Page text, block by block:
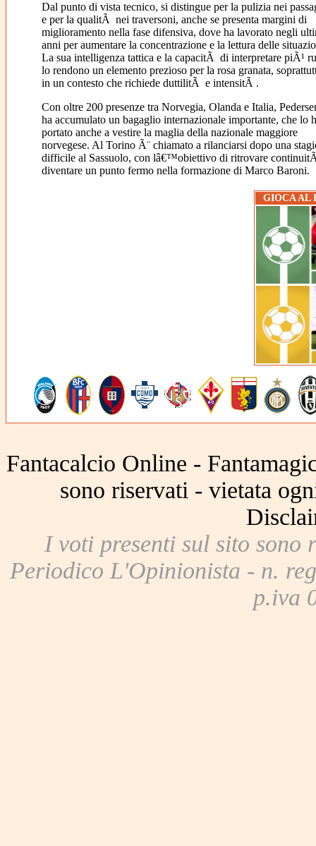
Dal punto di vista tecnico, si distingue per la pulizia nei
e per la qualitÃ nei traversoni, anche se presenta margini di
miglioramento nella fase difensiva, dove ha lavorato negli
anni per aumentare la concentrazione e la lettura delle
La sua intelligenza tattica e la capacitÃ di interpretare piÃ¹
lo rendono un elemento prezioso per la rosa granata,
in un contesto che richiede duttilitÃ e intensitÃ .
Con oltre 200 presenze tra Norvegia, Olanda e Italia,
ha accumulato un bagaglio internazionale importante, che lo
portato anche a vestire la maglia della nazionale maggiore
norvegese. Al Torino Ã¨ chiamato a rilanciarsi dopo una
difficile al Sassuolo, con lâ€™obiettivo di ritrovare
diventare un punto fermo nella formazione di Marco Baroni.
GIOCA AL
Fantacalcio Online -
sono riservati - vietata
I voti presenti sul sito sono
Periodico L'Opinionista - n.
p.iva